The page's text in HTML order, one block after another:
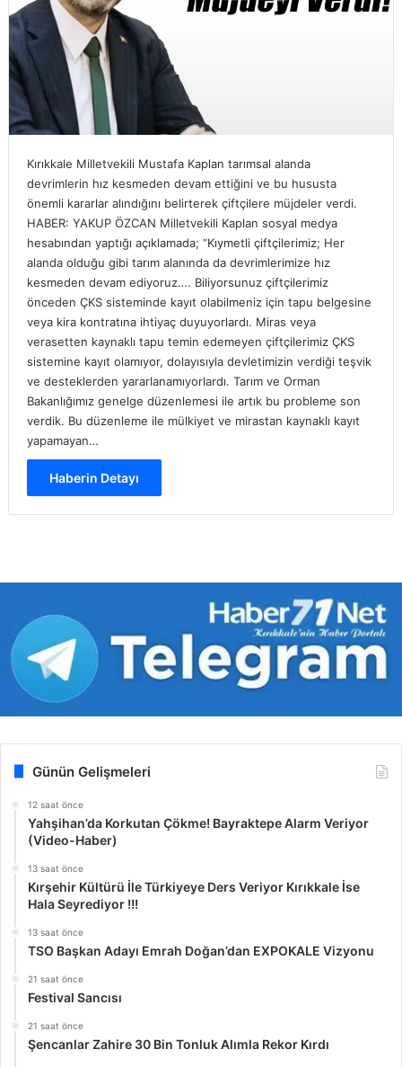
Kırıkkale Milletvekili Mustafa Kaplan tarımsal alanda
devrimlerin hız kesmeden devam ettiğini ve bu hususta
önemli kararlar alındığını belirterek çiftçilere müjdeler verdi.
HABER: YAKUP ÖZCAN Milletvekili Kaplan sosyal medya
hesabından yaptığı açıklamada; “Kıymetli çiftçilerimiz; Her
alanda olduğu gibi tarım alanında da devrimlerimize hız
kesmeden devam ediyoruz…. Biliyorsunuz çiftçilerimiz
önceden ÇKS sisteminde kayıt olabilmeniz için tapu belgesine
veya kira kontratına ihtiyaç duyuyorlardı. Miras veya
verasetten kaynaklı tapu temin edemeyen çiftçilerimiz ÇKS
sistemine kayıt olamıyor, dolayısıyla devletimizin verdiği teşvik
ve desteklerden yararlanamıyorlardı. Tarım ve Orman
Bakanlığımız genelge düzenlemesi ile artık bu probleme son
verdik. Bu düzenleme ile mülkiyet ve mirastan kaynaklı kayıt
yapamayan…
Haberin Detayı
Günün Gelişmeleri
12 saat önce
Yahşihan’da Korkutan Çökme! Bayraktepe Alarm Veriyor
(Video-Haber)
13 saat önce
Kırşehir Kültürü İle Türkiyeye Ders Veriyor Kırıkkale İse
Hala Seyrediyor !!!
13 saat önce
TSO Başkan Adayı Emrah Doğan’dan EXPOKALE Vizyonu
21 saat önce
Festival Sancısı
21 saat önce
Şencanlar Zahire 30 Bin Tonluk Alımla Rekor Kırdı